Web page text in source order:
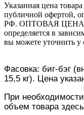
Указанная цена
публичной офертой,
РФ. ОПТОВАЯ ЦЕНА
определяется в
вы можете уточнить у
Фасовка: биг-бэг
15,5 кг). Цена
При
объем товара